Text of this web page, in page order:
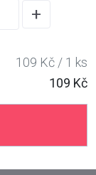
+
109 Kč / 1 ks
109 Kč